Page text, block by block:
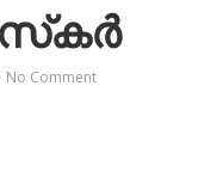
No Comment